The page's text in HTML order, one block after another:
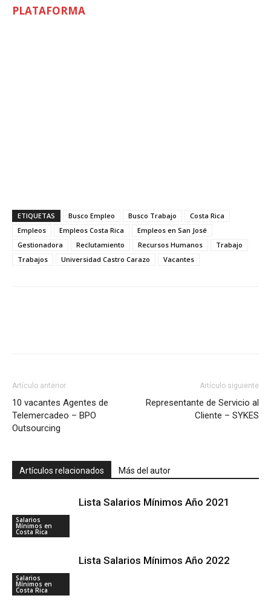
PLATAFORMA
ETIQUETAS Busco Empleo Busco Trabajo
Costa Rica
Empleos
Empleos Costa Rica
Empleos en San José
Gestionadora
Reclutamiento Recursos Humanos
Trabajo
Trabajos
Universidad Castro Carazo Vacantes
Artículo anterior
10 vacantes Agentes de
Telemercadeo – BPO
Outsourcing
Artículo siguiente
Representante de Servicio al
Cliente – SYKES
Artículos relacionados Más del autor
Salarios
Mínimos en
Costa Rica
Lista Salarios Mínimos Año 2021
Salarios
Mínimos en
Costa Rica
Lista Salarios Mínimos Año 2022